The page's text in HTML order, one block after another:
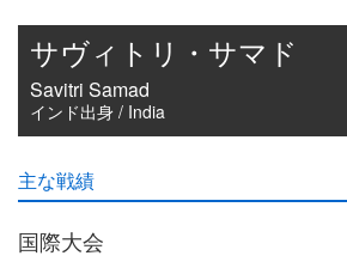
サヴィトリ・サマド
Savitri Samad
インド出身 / India
主な戦績
国際大会